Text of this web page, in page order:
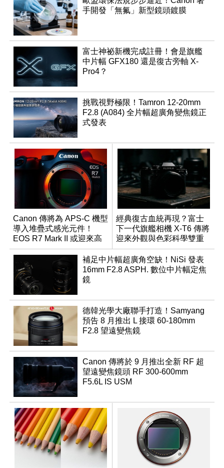
手開發「無氟」新型鏡頭鍍膜
富士神祕新機完成註冊！會是旗艦
中片幅 GFX180 還是復古旁軸 X-
Pro4？
挑戰視野極限！Tamron 12-20mm
F2.8 (A084) 全片幅超廣角變焦鏡正
式發表
Canon 傳將為 APS-C 機型
導入堆疊式感光元件！
EOS R7 Mark II 或迎來高
速讀出升級
經典復古血統再現？富士
下一代旗艦相機 X-T6 傳將
迎來外觀與色彩科學雙重
優化
補足中片幅超廣角空缺！NiSi 發表
16mm F2.8 ASPH. 數位中片幅定焦
鏡
德韓光學大廠聯手打造！Samyang
預告 8 月推出 L 接環 60-180mm
F2.8 望遠變焦鏡
Canon 傳將於 9 月推出全新 RF 超
望遠變焦鏡頭 RF 300-600mm
F5.6L IS USM